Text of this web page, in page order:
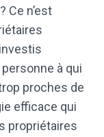
Ce n’est
à qui
proches de
efficace qui
propriétaires